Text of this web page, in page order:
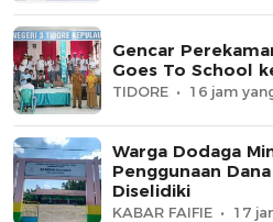
Gencar
Goes To School
TIDORE 16 jam
Warga Dodaga
Penggunaan
Diselidiki
KABAR FAIFIE 17